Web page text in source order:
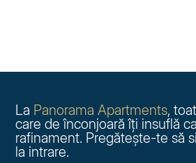
La Panorama Apartments,
care de înconjoară îţi insuflă
rafinament. Pregăteşte-te să
la intrare.